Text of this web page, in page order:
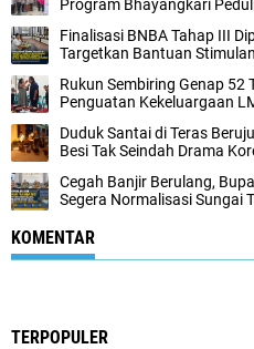
Program Bhayangkari
Finalisasi BNBA Tahap III
Targetkan Bantuan
Rukun Sembiring Genap 52
Penguatan Kekeluargaan
Duduk Santai di Teras
Besi Tak Seindah Drama
Cegah Banjir Berulang,
Segera Normalisasi Sungai
KOMENTAR
TERPOPULER